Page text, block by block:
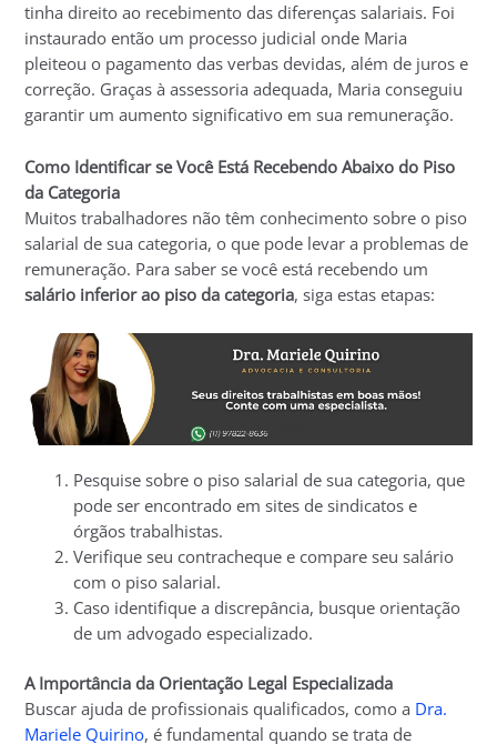
tinha direito ao recebimento das diferenças salariais. Foi
instaurado então um processo judicial onde Maria
pleiteou o pagamento das verbas devidas, além de juros e
correção. Graças à assessoria adequada, Maria conseguiu
garantir um aumento significativo em sua remuneração.
Como Identificar se Você Está Recebendo Abaixo do Piso
da Categoria
Muitos trabalhadores não têm conhecimento sobre o piso
salarial de sua categoria, o que pode levar a problemas de
remuneração. Para saber se você está recebendo um
salário inferior ao piso da categoria, siga estas etapas:
Pesquise sobre o piso salarial de sua categoria, que
pode ser encontrado em sites de sindicatos e
órgãos trabalhistas.
Verifique seu contracheque e compare seu salário
com o piso salarial.
Caso identifique a discrepância, busque orientação
de um advogado especializado.
A Importância da Orientação Legal Especializada
Buscar ajuda de profissionais qualificados, como a Dra.
Mariele Quirino, é fundamental quando se trata de